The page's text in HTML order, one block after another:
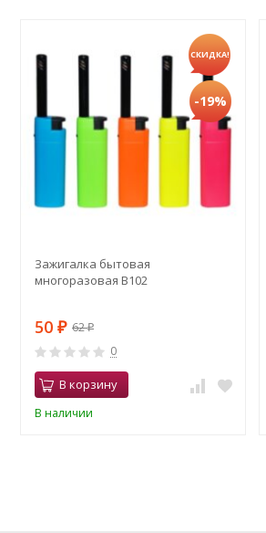
СКИДКА!
-19%
Зажигалка бытовая
многоразовая В102
50 ₽ 62₽
0
В корзину
В наличии